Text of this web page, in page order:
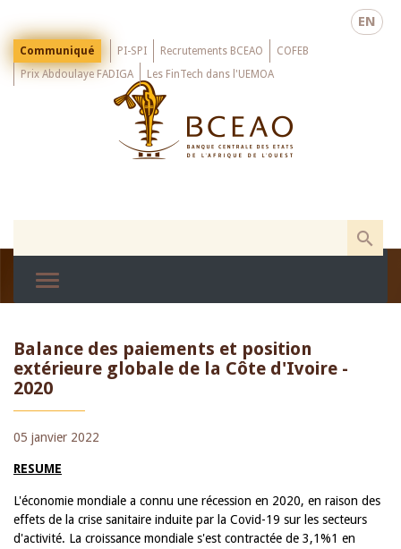
main
EN
Menu
Top
Communiqué PI-SPI Recrutements BCEAO
COFEB
Prix Abdoulaye FADIGA
Les FinTech dans l'UEMOA
Balance des paiements et position
extérieure globale de la Côte d'Ivoire -
2020
05 janvier 2022
RESUME
L'économie mondiale a connu une récession en 2020, en raison des
effets de la crise sanitaire induite par la Covid-19 sur les secteurs
d'activité. La croissance mondiale s'est contractée de 3,1%1 en